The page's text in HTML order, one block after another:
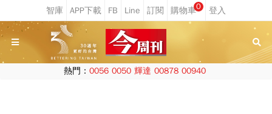
0
熱門： 0056 0050 輝達 00878 00940